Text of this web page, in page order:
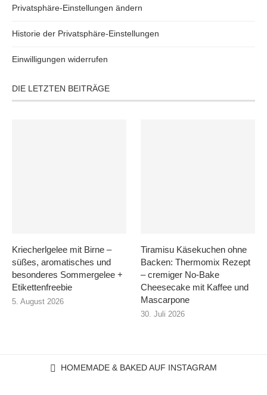
Privatsphäre-Einstellungen ändern
Historie der Privatsphäre-Einstellungen
Einwilligungen widerrufen
DIE LETZTEN BEITRÄGE
Kriecherlgelee mit Birne –
süßes, aromatisches und
besonderes Sommergelee +
Etikettenfreebie
5. August 2026
Tiramisu Käsekuchen ohne
Backen: Thermomix Rezept
– cremiger No-Bake
Cheesecake mit Kaffee und
Mascarpone
30. Juli 2026
HOMEMADE & BAKED AUF INSTAGRAM